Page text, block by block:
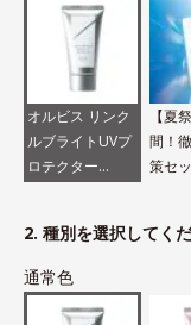
オルビス リンク
ルブライトUVプ
ロテクター
【夏
間！
策セ
2. 種別を選択してく
通常色